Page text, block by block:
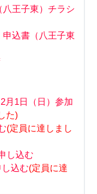
王子東）チラシ
込書（八王子東
月1日（日）参加
た)
(定員に達しまし
し込む
込む(定員に達